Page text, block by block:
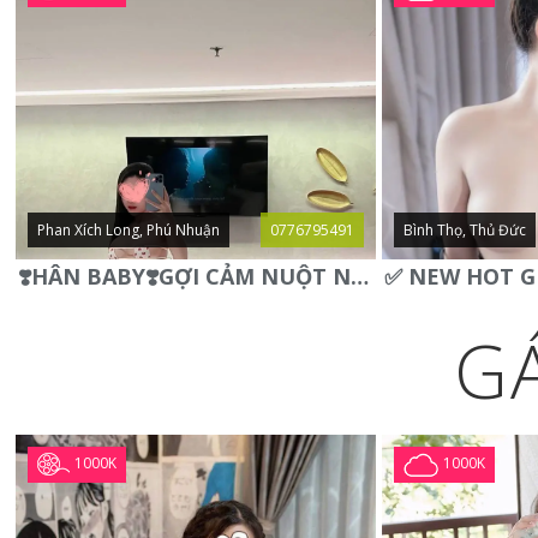
Phan Xích Long, Phú Nhuận 0776795491
❣️HÂN BABY❣️GỢI CẢM NUỘT NÀ DÁNG SON XINH XINH QUYẾN RŨ
Bình Thọ, Thủ Đức
1000K 1000K